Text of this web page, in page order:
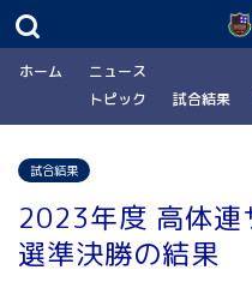
ホーム
ニュース
トピック
試合結果
試合結果
2023年度 高体連
選準決勝の結果